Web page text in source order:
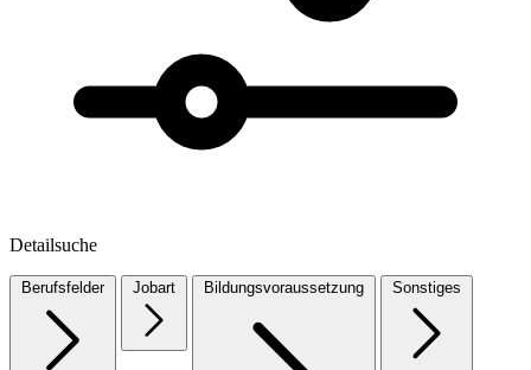
Detailsuche
Berufsfelder Jobart Bildungsvoraussetzung Sonstiges